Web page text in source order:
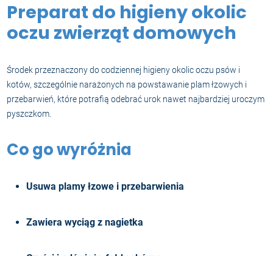
Preparat do higieny okolic
oczu zwierząt domowych
Środek przeznaczony do codziennej higieny okolic oczu psów i
kotów, szczególnie narażonych na powstawanie plam łzowych i
przebarwień, które potrafią odebrać urok nawet najbardziej uroczym
pyszczkom.
Co go wyróżnia
Usuwa plamy łzowe i przebarwienia
Zawiera wyciąg z nagietka